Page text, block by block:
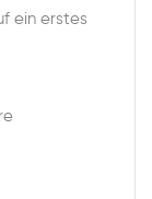
ein erstes